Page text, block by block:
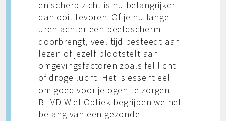
en scherp zicht is nu belangrijker
dan ooit tevoren. Of je nu lange
uren achter een beeldscherm
doorbrengt, veel tijd besteedt aan
lezen of jezelf blootstelt aan
omgevingsfactoren zoals fel licht
of droge lucht. Het is essentieel
om goed voor je ogen te zorgen.
Bij VD Wiel Optiek begrijpen we het
belang van een gezonde